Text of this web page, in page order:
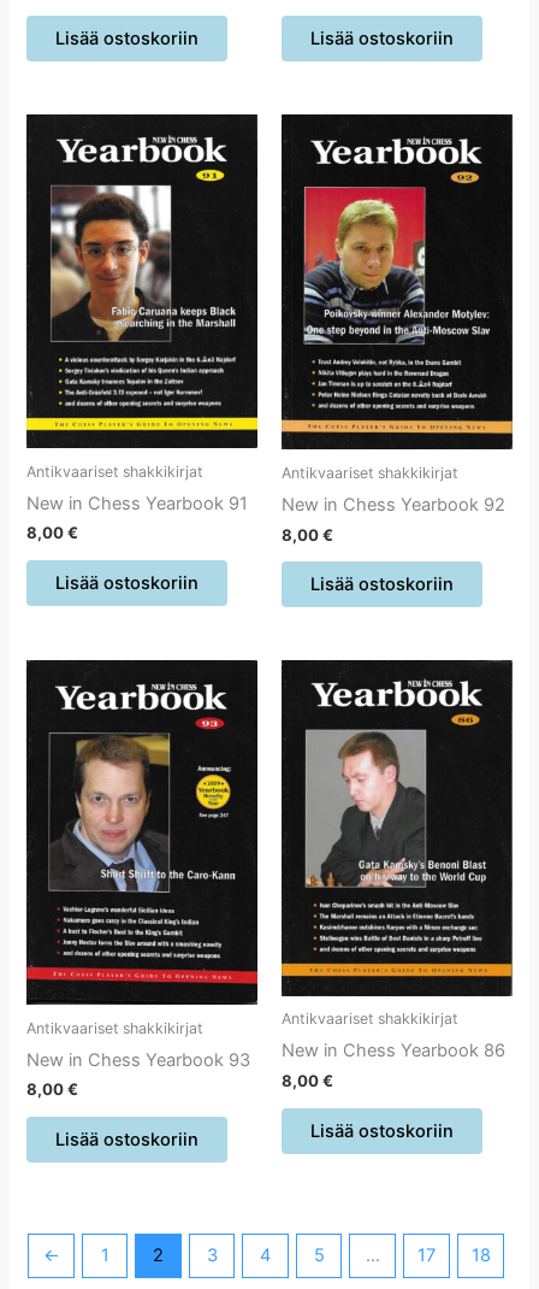
Lisää ostoskoriin Lisää ostoskoriin
Antikvaariset shakkikirjat
New in Chess Yearbook 91
8,00€
Lisää ostoskoriin
Antikvaariset shakkikirjat
New in Chess Yearbook 92
8,00€
Lisää ostoskoriin
Antikvaariset shakkikirjat
New in Chess Yearbook 93
8,00€
Lisää ostoskoriin
Antikvaariset shakkikirjat
New in Chess Yearbook 86
8,00€
Lisää ostoskoriin
← 1 2 3 4 5 … 17 18